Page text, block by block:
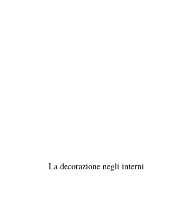
La decorazione negli interni